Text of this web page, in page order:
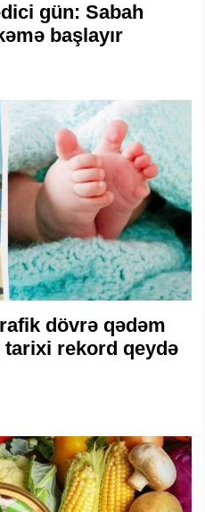
gün: Sabah
başlayır
dövrə qədəm
tarixi rekord qeydə